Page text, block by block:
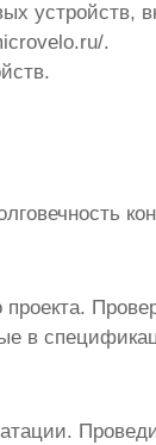
устройств,
.
в